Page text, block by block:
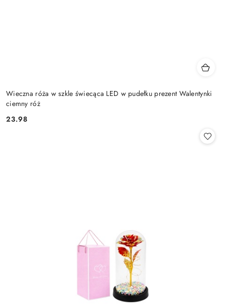
Wieczna róża w szkle świecąca LED w pudełku prezent Walentynki
ciemny róż
Cena:
23.98